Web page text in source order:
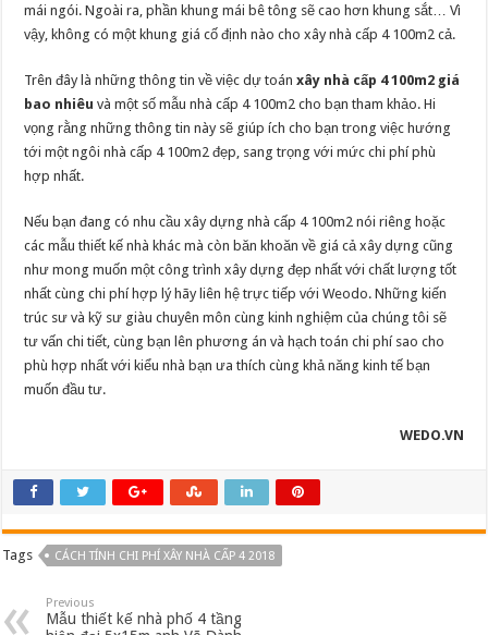
mái ngói. Ngoài ra, phần khung mái bê tông sẽ cao hơn khung sắt… Vì
vậy, không có một khung giá cố định nào cho xây nhà cấp 4 100m2 cả.
Trên đây là những thông tin về việc dự toán xây nhà cấp 4 100m2 giá
bao nhiêu và một số mẫu nhà cấp 4 100m2 cho bạn tham khảo. Hi
vọng rằng những thông tin này sẽ giúp ích cho bạn trong việc hướng
tới một ngôi nhà cấp 4 100m2 đẹp, sang trọng với mức chi phí phù
hợp nhất.
Nếu bạn đang có nhu cầu xây dựng nhà cấp 4 100m2 nói riêng hoặc
các mẫu thiết kế nhà khác mà còn băn khoăn về giá cả xây dựng cũng
như mong muốn một công trình xây dựng đẹp nhất với chất lượng tốt
nhất cùng chi phí hợp lý hãy liên hệ trực tiếp với Weodo. Những kiến
trúc sư và kỹ sư giàu chuyên môn cùng kinh nghiệm của chúng tôi sẽ
tư vấn chi tiết, cùng bạn lên phương án và hạch toán chi phí sao cho
phù hợp nhất với kiểu nhà bạn ưa thích cùng khả năng kinh tế bạn
muốn đầu tư.
WEDO.VN
Tags CÁCH TÍNH CHI PHÍ XÂY NHÀ CẤP 4 2018
Previous
Mẫu thiết kế nhà phố 4 tầng